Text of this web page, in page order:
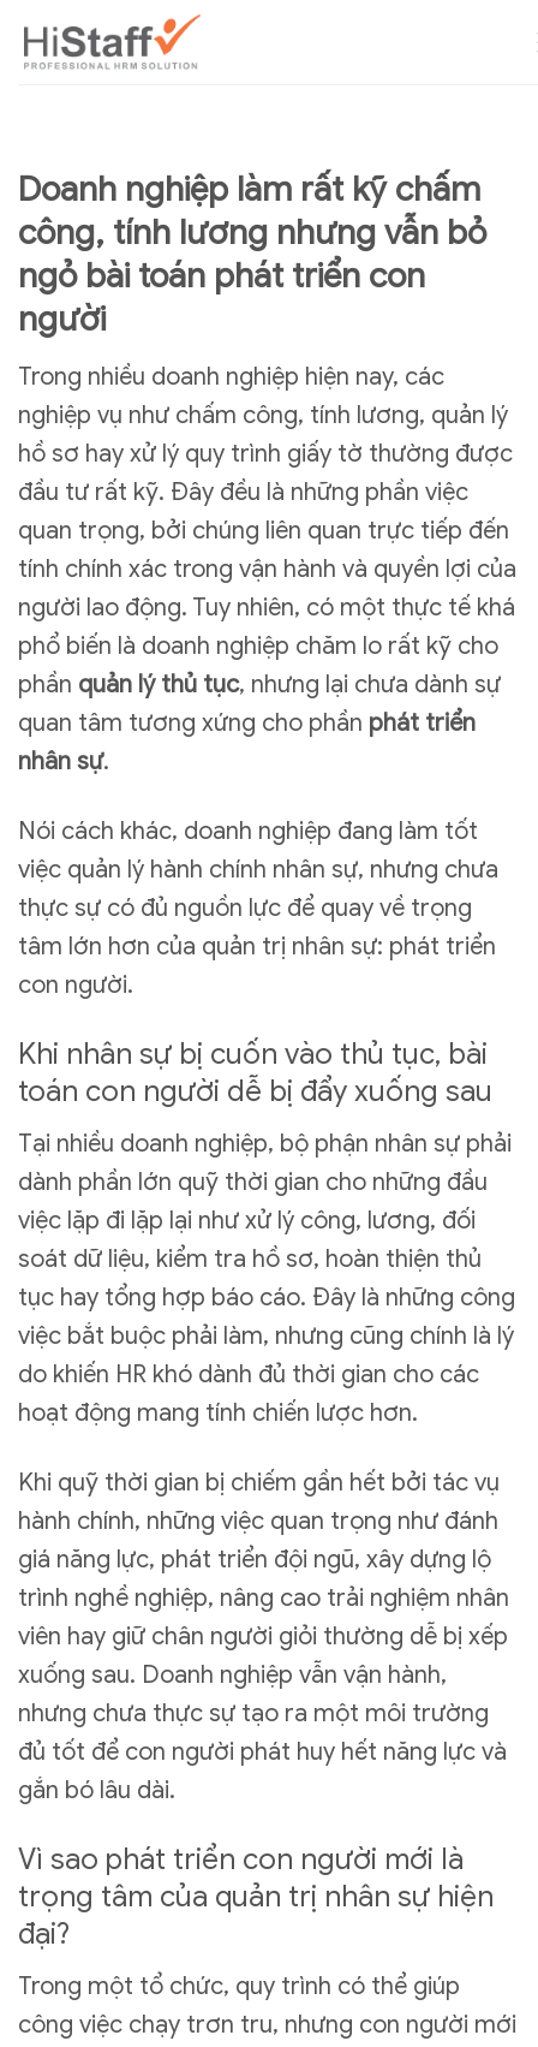
Doanh nghiệp làm rất kỹ chấm
công, tính lương nhưng vẫn bỏ
ngỏ bài toán phát triển con
người
Trong nhiều doanh nghiệp hiện nay, các
nghiệp vụ như chấm công, tính lương, quản lý
hồ sơ hay xử lý quy trình giấy tờ thường được
đầu tư rất kỹ. Đây đều là những phần việc
quan trọng, bởi chúng liên quan trực tiếp đến
tính chính xác trong vận hành và quyền lợi của
người lao động. Tuy nhiên, có một thực tế khá
phổ biến là doanh nghiệp chăm lo rất kỹ cho
phần quản lý thủ tục, nhưng lại chưa dành sự
quan tâm tương xứng cho phần phát triển
nhân sự.
Nói cách khác, doanh nghiệp đang làm tốt
việc quản lý hành chính nhân sự, nhưng chưa
thực sự có đủ nguồn lực để quay về trọng
tâm lớn hơn của quản trị nhân sự: phát triển
con người.
Khi nhân sự bị cuốn vào thủ tục, bài
toán con người dễ bị đẩy xuống sau
Tại nhiều doanh nghiệp, bộ phận nhân sự phải
dành phần lớn quỹ thời gian cho những đầu
việc lặp đi lặp lại như xử lý công, lương, đối
soát dữ liệu, kiểm tra hồ sơ, hoàn thiện thủ
tục hay tổng hợp báo cáo. Đây là những công
việc bắt buộc phải làm, nhưng cũng chính là lý
do khiến HR khó dành đủ thời gian cho các
hoạt động mang tính chiến lược hơn.
Khi quỹ thời gian bị chiếm gần hết bởi tác vụ
hành chính, những việc quan trọng như đánh
giá năng lực, phát triển đội ngũ, xây dựng lộ
trình nghề nghiệp, nâng cao trải nghiệm nhân
viên hay giữ chân người giỏi thường dễ bị xếp
xuống sau. Doanh nghiệp vẫn vận hành,
nhưng chưa thực sự tạo ra một môi trường
đủ tốt để con người phát huy hết năng lực và
gắn bó lâu dài.
Vì sao phát triển con người mới là
trọng tâm của quản trị nhân sự hiện
đại?
Trong một tổ chức, quy trình có thể giúp
công việc chạy trơn tru, nhưng con người mới